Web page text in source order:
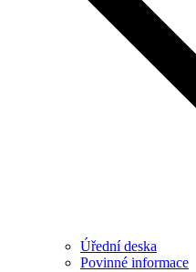
Úřední deska
Povinné informace